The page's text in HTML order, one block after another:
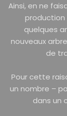
Ainsi, en ne
production
quelques
nouveaux
de
Pour cette
un nombre –
dans un